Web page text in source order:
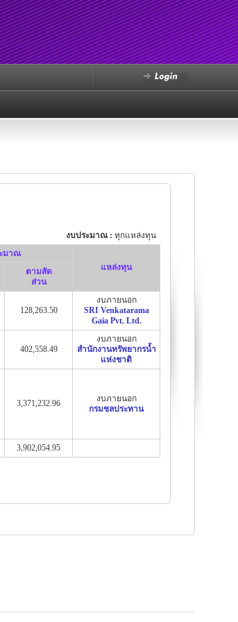
งบประมาณ : ทุกแหล่งทุน
มาณ
แหล่งทุน
ตามสัด
ส่วน
128,263.50
งบภายนอก
SRI Venkatarama
Gaia Pvt. Ltd.
402,558.49
งบภายนอก
สำนักงานทรัพยากรน้ำ
แห่งชาติ
3,371,232.96
งบภายนอก
กรมชลประทาน
3,902,054.95